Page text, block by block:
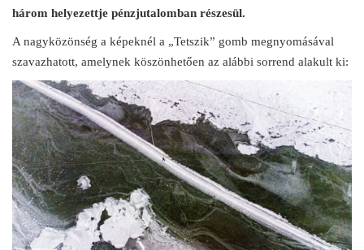
három helyezettje pénzjutalomban részesül.
A nagyközönség a képeknél a „Tetszik” gomb megnyomásával
szavazhatott, amelynek köszönhetően az alábbi sorrend alakult ki: